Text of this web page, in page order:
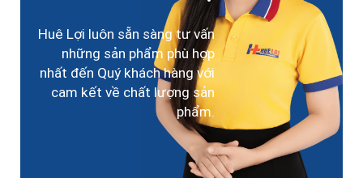
Huê Lợi luôn sẵn sàng tư vấn
những sản phẩm phù hợp
nhất đến Quý khách hàng với
cam kết về chất lượng sản
phẩm.